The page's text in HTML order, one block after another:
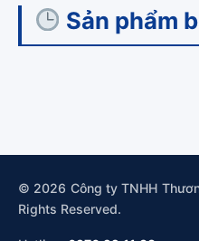
Sản phẩm
© 2026 Công ty TNHH
Rights Reserved.